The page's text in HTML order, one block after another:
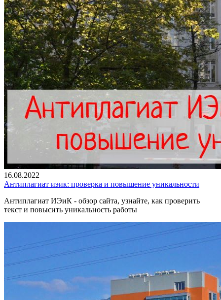
16.08.2022
Антиплагиат иэик: проверка и повышение уникальности
Антиплагиат ИЭиК - обзор сайта, узнайте, как проверить
текст и повысить уникальность работы